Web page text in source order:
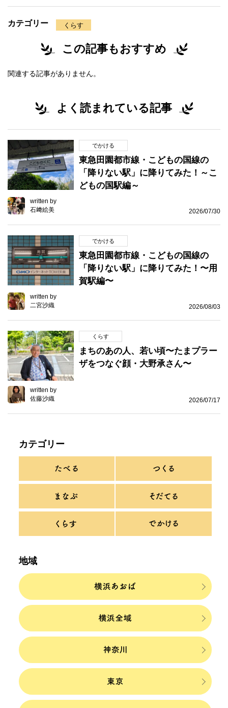
カテゴリー くらす
この記事もおすすめ
関連する記事がありません。
よく読まれている記事
でかける
東急田園都市線・こどもの国線の
「降りない駅」に降りてみた！～こ
どもの国駅編～
written by
石﨑絵美
2026/07/30
でかける
東急田園都市線・こどもの国線の
「降りない駅」に降りてみた！〜用
賀駅編〜
written by
二宮沙織
2026/08/03
くらす
まちのあの人、若い頃〜たまプラー
ザをつなぐ顔・大野承さん〜
written by
佐藤沙織
2026/07/17
カテゴリー
地域